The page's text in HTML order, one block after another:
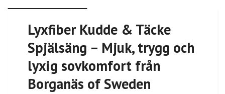
Lyxfiber Kudde & Täcke
Spjälsäng – Mjuk, trygg och
lyxig sovkomfort från
Borganäs of Sweden